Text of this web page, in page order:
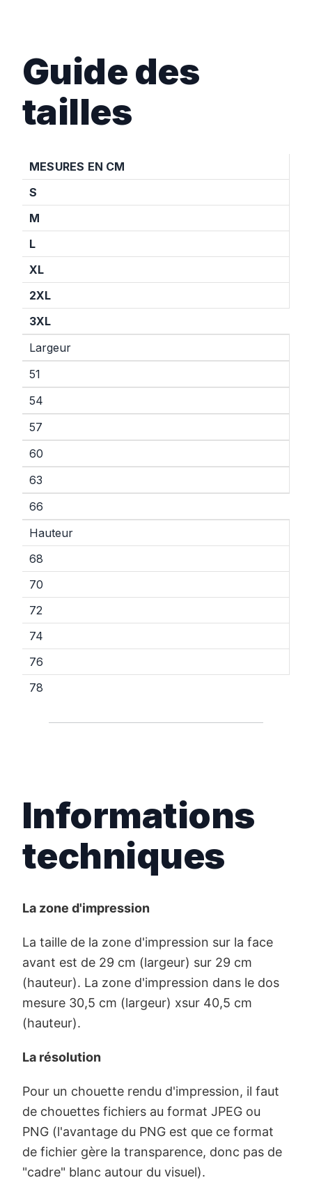
Guide des
tailles
MESURES EN CM
S
M
L
XL
2XL
3XL
Largeur
51
54
57
60
63
66
Hauteur
68
70
72
74
76
78
Informations
techniques
La zone d'impression
La taille de la zone d'impression sur la face
avant est de 29 cm (largeur) sur 29 cm
(hauteur). La zone d'impression dans le dos
mesure 30,5 cm (largeur) xsur 40,5 cm
(hauteur).
La résolution
Pour un chouette rendu d'impression, il faut
de chouettes fichiers au format JPEG ou
PNG (l'avantage du PNG est que ce format
de fichier gère la transparence, donc pas de
"cadre" blanc autour du visuel).